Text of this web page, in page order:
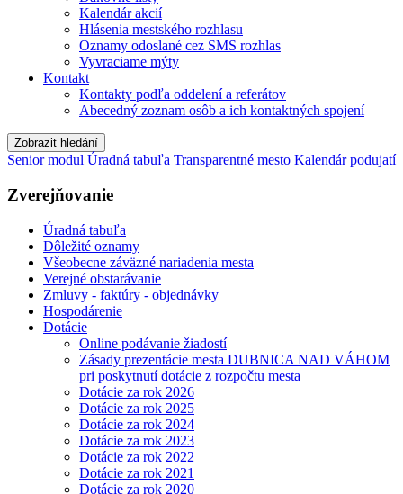
Kalendár akcií
Hlásenia mestského rozhlasu
Oznamy odoslané cez SMS rozhlas
Vyvraciame mýty
Kontakt
Kontakty podľa oddelení a referátov
Abecedný zoznam osôb a ich kontaktných spojení
Zobrazit hledání
Senior modul Úradná tabuľa Transparentné mesto Kalendár podujatí
Zverejňovanie
Úradná tabuľa
Dôležité oznamy
Všeobecne záväzné nariadenia mesta
Verejné obstarávanie
Zmluvy - faktúry - objednávky
Hospodárenie
Dotácie
Online podávanie žiadostí
Zásady prezentácie mesta DUBNICA NAD VÁHOM
pri poskytnutí dotácie z rozpočtu mesta
Dotácie za rok 2026
Dotácie za rok 2025
Dotácie za rok 2024
Dotácie za rok 2023
Dotácie za rok 2022
Dotácie za rok 2021
Dotácie za rok 2020